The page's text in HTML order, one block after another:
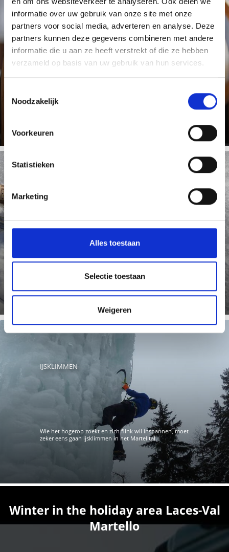
informatie over uw gebruik van onze site met onze
partners voor social media, adverteren en analyse. Deze
partners kunnen deze gegevens combineren met andere
informatie die u aan ze heeft verstrekt of die ze hebben
verzameld op basis van uw gebruik van hun services.
Noodzakelijk
Voorkeuren
Statistieken
Marketing
Alles toestaan
Selectie toestaan
Weigeren
RODELEN
Op de Gumpfreipiste en de natuurrodelbaan Hölderle in
Meer weten
Het IceForum in Latsch biedt een overdekte ijshal van 60
voor weer ...
IJSKLIMMEN
Wie het hogerop zoekt en zich flink wil inspannen, moet
zeker eens gaan ijsklimmen in het Martelltal.
Winter in the holiday area Laces-Val
Martello